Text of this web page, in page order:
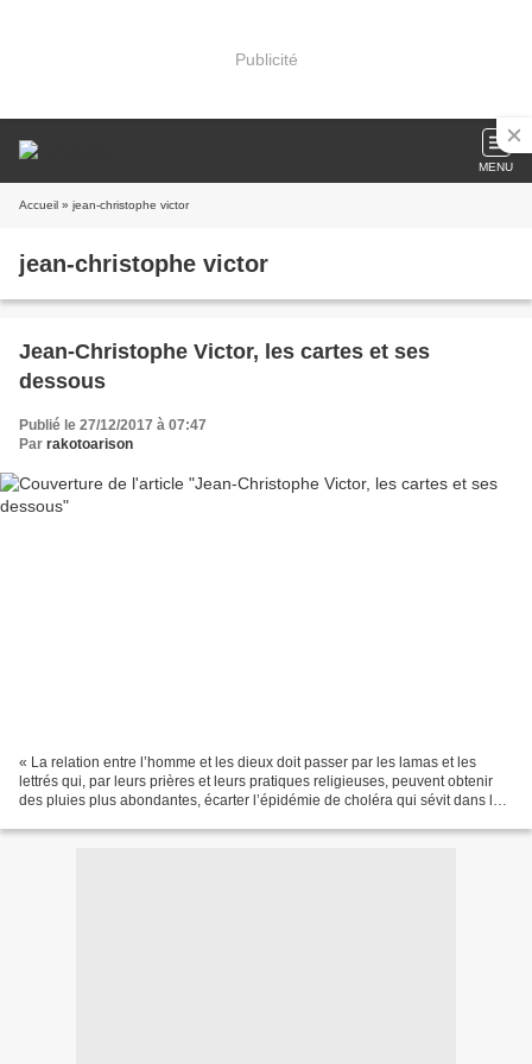
Publicité
MENU
Accueil » jean-christophe victor
jean-christophe victor
Jean-Christophe Victor, les cartes et ses
dessous
Publié le 27/12/2017 à 07:47
Par rakotoarison
« La relation entre l’homme et les dieux doit passer par les lamas et les
lettrés qui, par leurs prières et leurs pratiques religieuses, peuvent obtenir
des pluies plus abondantes, écarter l’épidémie de choléra qui sévit dans le